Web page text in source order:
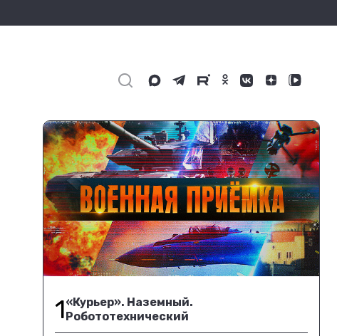
1«Курьер». Наземный.
Робототехнический